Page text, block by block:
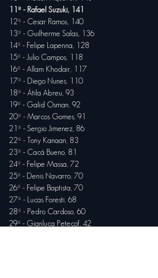
11º - Rafael Suzuki, 141
12º - Cesar Ramos, 140
13º - Guilherme Salas, 136
14º - Felipe Lapenna, 128
15º - Julio Campos, 118
16º - Allam Khodair, 117
17º - Diego Nunes, 110
18º - Átila Abreu, 93
19º - Galid Osman, 92
20º - Marcos Gomes, 91
21º - Sergio Jimenez, 86
22º - Tony Kanaan, 83
23º - Cacá Bueno, 81
24º - Felipe Massa, 72
25º - Denis Navarro, 70
26º - Felipe Baptista, 70
27º - Lucas Foresti, 68
28º - Pedro Cardoso, 60
29º - Gianluca Petecof, 42